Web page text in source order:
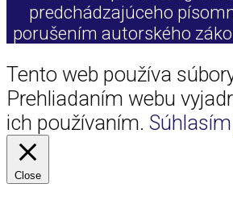
predchádzajúceho
porušením autorského
Tento web používa
Prehliadaním webu
ich používaním. Súhlasím
Close